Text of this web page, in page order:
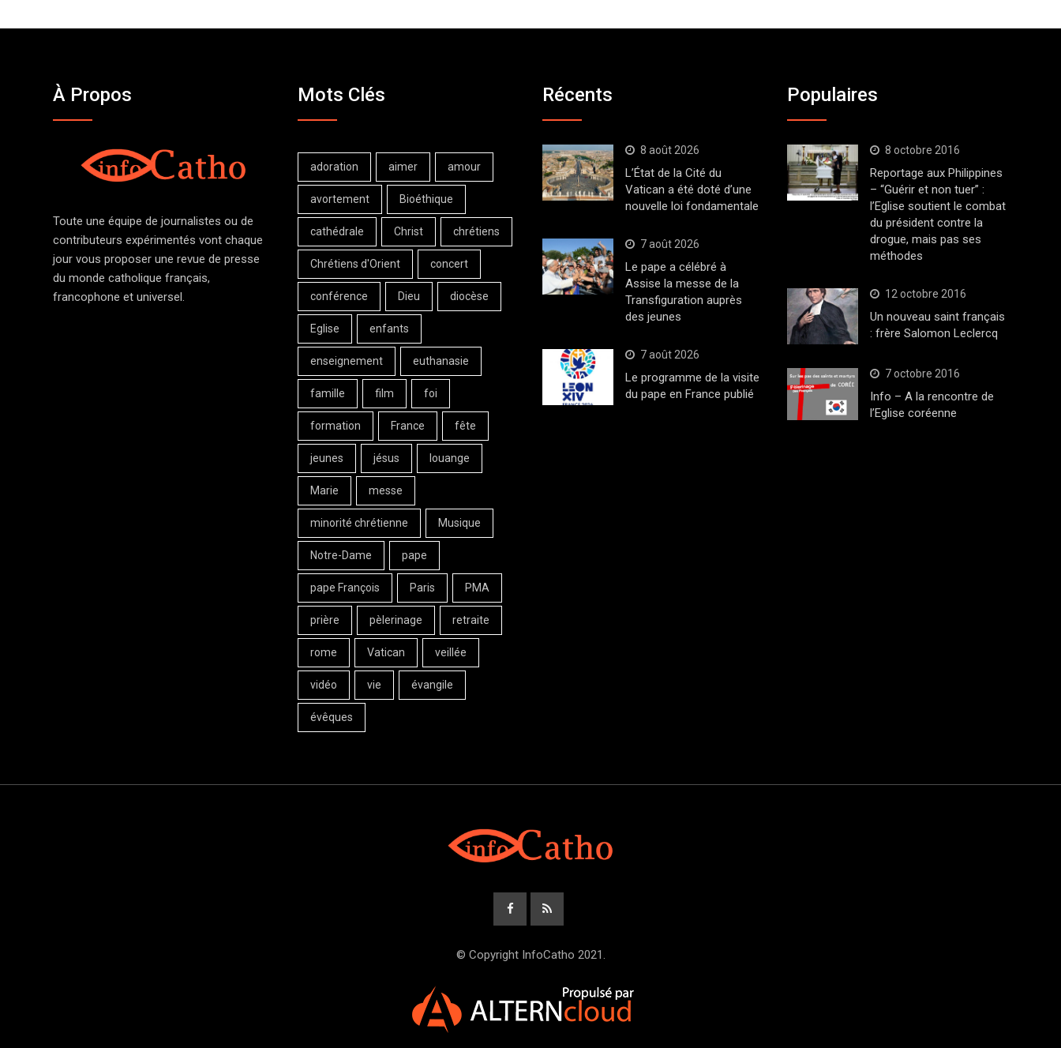
À Propos
Toute une équipe de journalistes ou de
contributeurs expérimentés vont chaque
jour vous proposer une revue de presse
du monde catholique français,
francophone et universel.
Mots Clés
adoration aimer amour
avortement Bioéthique
cathédrale Christ chrétiens
Chrétiens d'Orient concert
conférence Dieu diocèse
Eglise enfants
enseignement euthanasie
famille film foi
formation France fête
jeunes jésus louange
Marie messe
minorité chrétienne Musique
Notre-Dame pape
pape François Paris PMA
prière pèlerinage retraite
rome Vatican veillée
vidéo vie évangile
évêques
Récents
8 août 2026
L’État de la Cité du
Vatican a été doté d’une
nouvelle loi fondamentale
7 août 2026
Le pape a célébré à
Assise la messe de la
Transfiguration auprès
des jeunes
7 août 2026
Le programme de la visite
du pape en France publié
Populaires
8 octobre 2016
Reportage aux Philippines
– “Guérir et non tuer” :
l’Eglise soutient le combat
du président contre la
drogue, mais pas ses
méthodes
12 octobre 2016
Un nouveau saint français
: frère Salomon Leclercq
7 octobre 2016
Info – A la rencontre de
l’Eglise coréenne
© Copyright InfoCatho 2021.